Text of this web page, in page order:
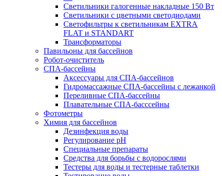
Светильники галогенные накладные 150 Вт
Светильники с цветными светодиодами
Светофильтры к светильникам EXTRA
FLAT и STANDART
Трансформаторы
Павильоны для бассейнов
Робот-очиститель
СПА-бассейны
Аксессуары для СПА-бассейнов
Гидромассажные СПА-бассейны с лежанкой
Переливные СПА-бассейны
Плавательные СПА-басссейны
Фотометры
Химия для бассейнов
Дезинфекция воды
Регулирование pH
Специальные препараты
Средства для борьбы с водорослями
Тестеры для воды и тестерные таблетки